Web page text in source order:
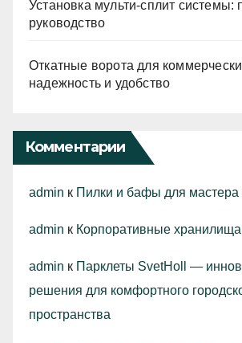
Установка мульти-сплит системы:
руководство
Откатные ворота для
надежность и удобство
Комментарии
admin к Пилки и бафы для
admin к Корпоративные
admin к Парклеты SvetHoll —
решения для комфортного
пространства